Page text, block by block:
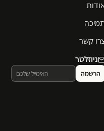
קשר
ניוזלטר